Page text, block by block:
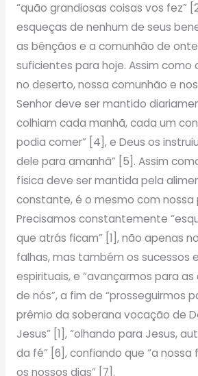
“quão grandiosas coisas vos fez”
esqueças de nenhum de seus
as bênçãos e a comunhão de
suficientes para hoje. Assim como
no deserto, nossa comunhão e
Senhor deve ser mantido
colhiam cada manhã, cada um
podia comer” [4], e Deus os
dele para amanhã” [5]. Assim
física deve ser mantida pela
constante, é o mesmo com nossa
Precisamos constantemente
que atrás ficam” [1], não apenas
falhas, mas também os sucessos
espirituais, e “avançarmos para
de nós”, a fim de “prosseguirmos
prêmio da soberana vocação de
Jesus” [1], “olhando para Jesus,
da fé” [6], confiando que “a nossa
os nossos dias” [7].